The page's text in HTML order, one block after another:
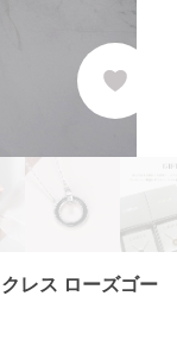
レス ローズゴー